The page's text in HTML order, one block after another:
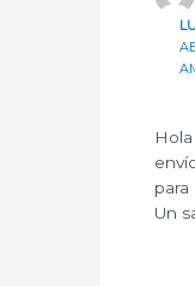
para
Un